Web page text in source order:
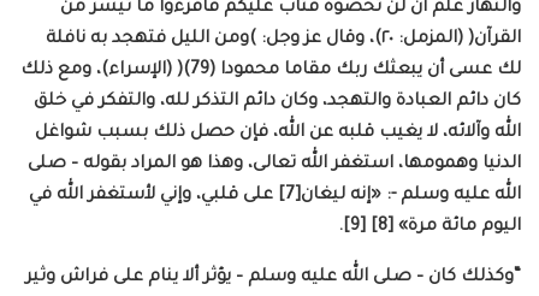
والنهار علم أن لن تحصوه فتاب عليكم فاقرءوا ما تيسر من
القرآن( (المزمل: ٢٠)، وقال عز وجل: )ومن الليل فتهجد به نافلة
لك عسى أن يبعثك ربك مقاما محمودا (79)( (الإسراء)، ومع ذلك
كان دائم العبادة والتهجد، وكان دائم التذكر لله، والتفكر في خلق
الله وآلائه، لا يغيب قلبه عن الله، فإن حصل ذلك بسبب شواغل
الدنيا وهمومها، استغفر الله تعالى، وهذا هو المراد بقوله – صلى
الله عليه وسلم -: «إنه ليغان[7] على قلبي، وإني لأستغفر الله في
اليوم مائة مرة» [8] [9].
“وكذلك كان – صلى الله عليه وسلم – يؤثر ألا ينام على فراش وثير